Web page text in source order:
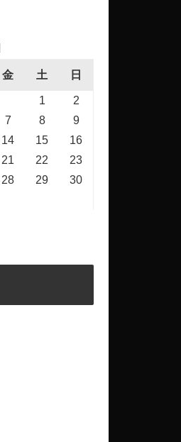
金 土 日
1
2
7 8
9
14 15
16
21 22
23
28 29
30